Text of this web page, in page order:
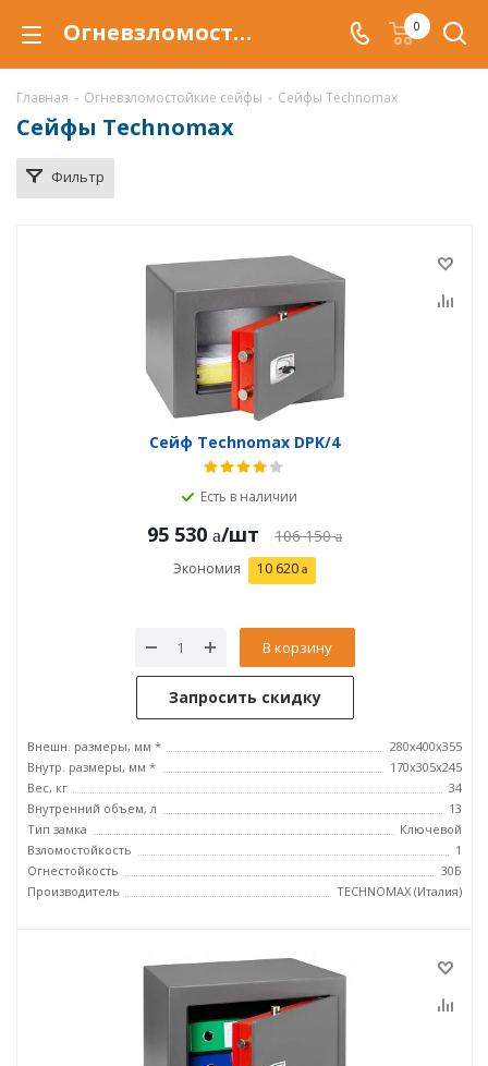
Огневзломостойкий сейф Technomax купить в Самаре, сейфы Technomax с защитой от взлома и от огня по низкой цене c доставкой 0
Главная - Огневзломостойкие сейфы - Сейфы Technomax
Сейфы Technomax
Фильтр
Сейф Technomax DPK/4
Есть в наличии
95 530 /шт 106 150
Экономия 10 620
В корзину
Запросить скидку
Внешн. размеры, мм *
280х400х355
Внутр. размеры, мм *
170х305х245
Вес, кг
34
Внутренний объем, л
13
Тип замка
Ключевой
Взломостойкость
1
Огнестойкость
30Б
Производитель
TECHNOMAX (Италия)